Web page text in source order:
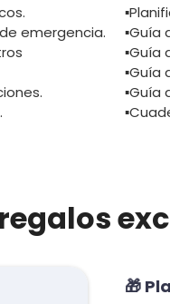
emergencia.
▪️Guía
▪️Guía
▪️Guía
🎁